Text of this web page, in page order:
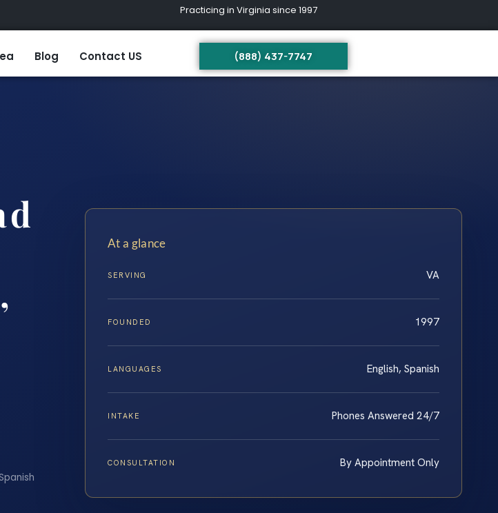
Practicing in Virginia since 1997
Blog Contact US (888) 437-7747
At a glance
SERVING VA
FOUNDED 1997
LANGUAGES English, Spanish
INTAKE Phones Answered 24/7
CONSULTATION By Appointment Only